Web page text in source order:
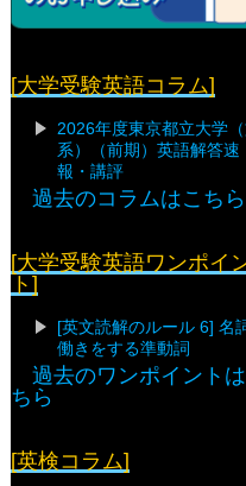
[大学受験英語コラム]
2026年度東京都立大学
系）（前期）英語解答速
報・講評
過去のコラムはこちら
[大学受験英語ワンポイ
ト]
[英文読解のルール 6] 名
働きをする準動詞
過去のワンポイント
ちら
[英検コラム]